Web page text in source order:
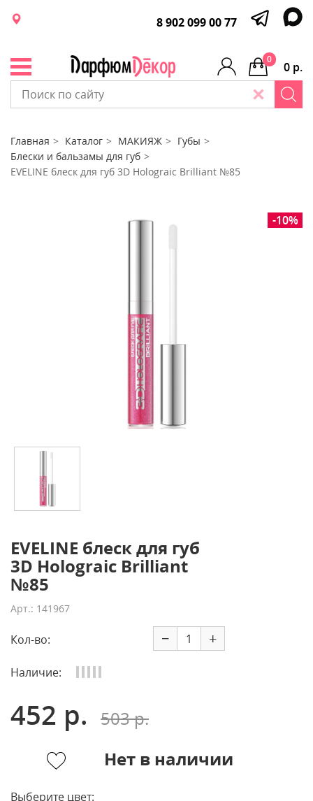
8 902 099 00 77
0 р.
0
Главная Каталог МАКИЯЖ
Губы
Блески и бальзамы для губ
EVELINE блеск для губ 3D Holograic Brilliant №85
-10%
EVELINE блеск для губ
3D Holograic Brilliant
№85
Арт.: 141967
Кол-во: − +
Наличие:
452 р.
503 р.
Нет в наличии
Выберите цвет: